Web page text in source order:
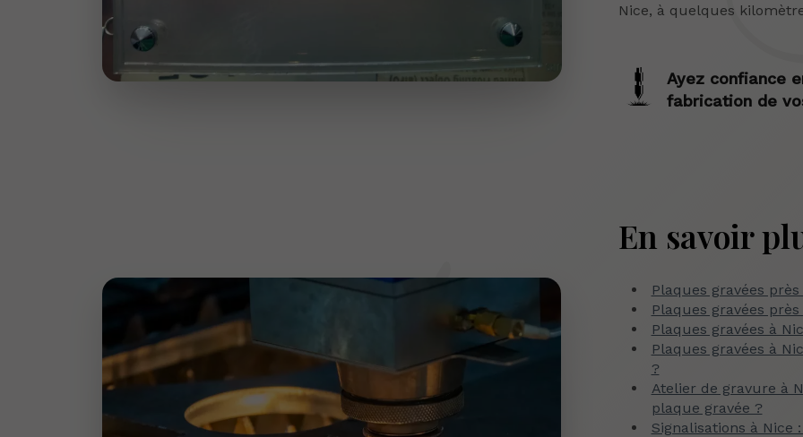
Nice, à quelques
Ayez confiance
fabrication de
En savoir
Plaques gravées
Plaques gravées
Plaques gravées à
Plaques gravées à
?
Atelier de gravure à
plaque gravée ?
Signalisations à